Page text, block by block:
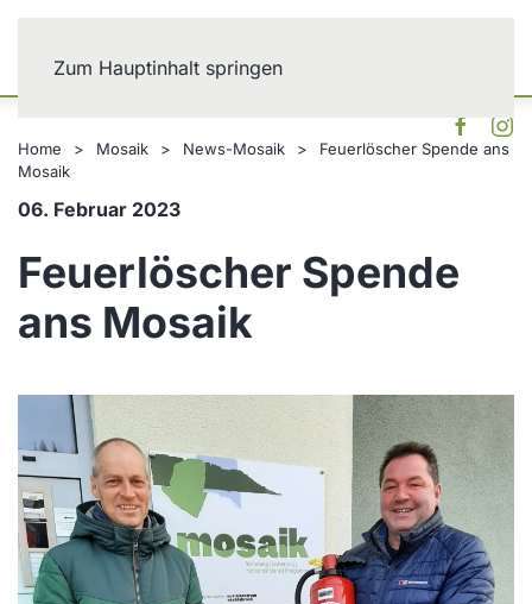
Zum Hauptinhalt springen
Home Mosaik News-Mosaik
Feuerlöscher Spende ans
Mosaik
06. Februar 2023
Feuerlöscher Spende
ans Mosaik